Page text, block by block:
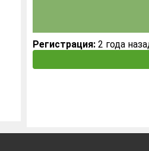
Регистрация: 2 года